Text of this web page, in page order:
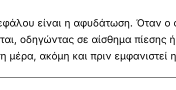
είναι η αφυδάτωση. Όταν
οδηγώντας σε αίσθημα
ακόμη και πριν εμφανιστεί